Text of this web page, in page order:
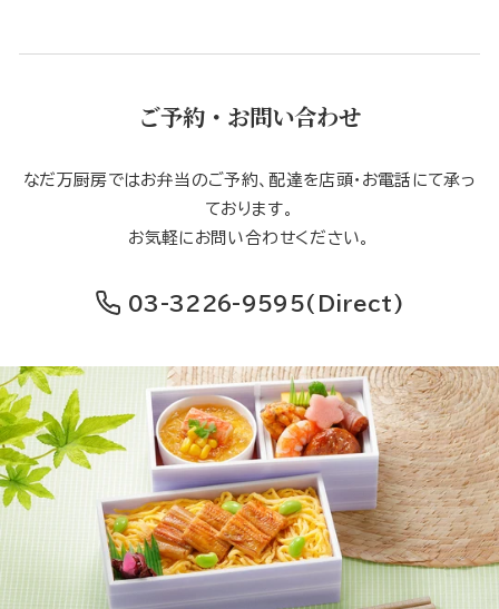
ご予約・お問い合わせ
なだ万厨房ではお弁当のご予約、配達を店頭・お電話にて承っ
ております。
お気軽にお問い合わせください。
03-3226-9595(Direct)